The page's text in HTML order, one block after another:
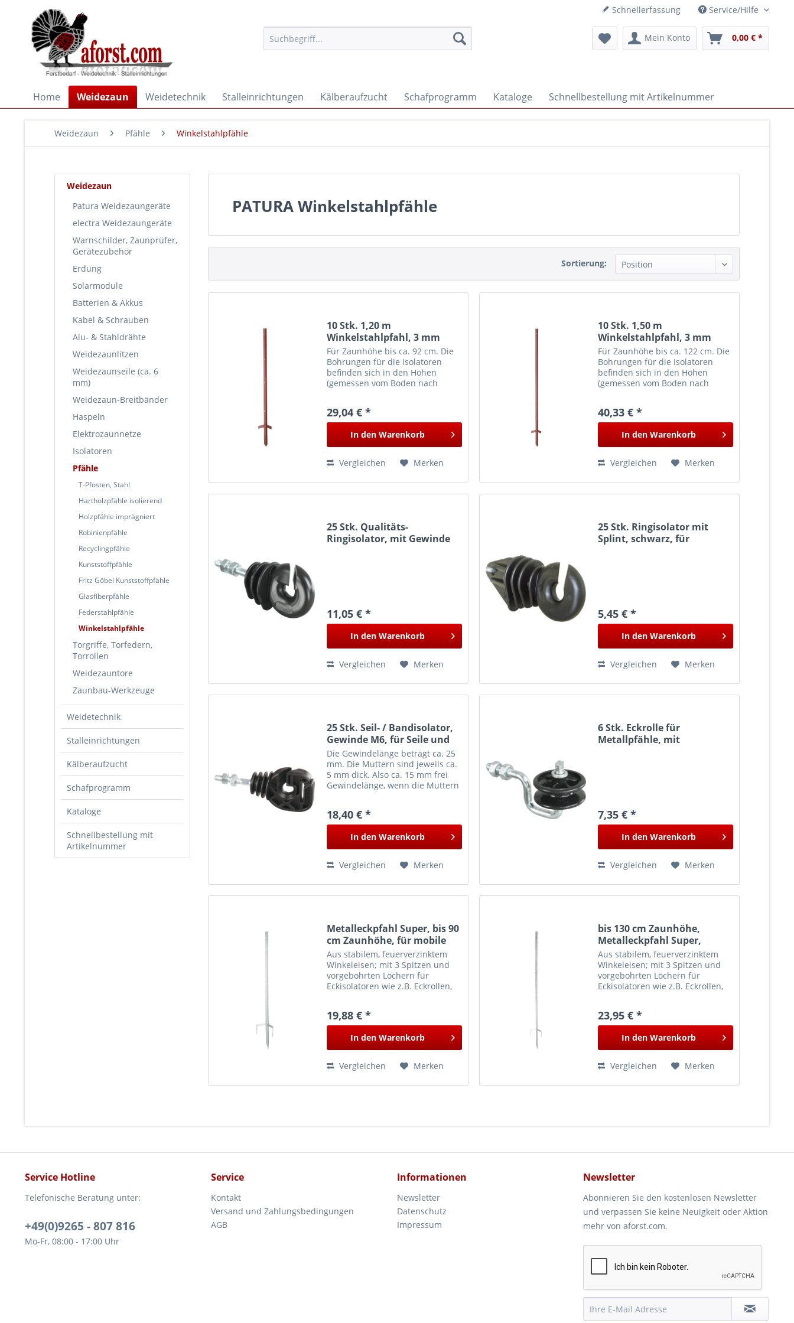
Schnellerfassung Service/Hilfe
Mein Konto 0,00 € *
Home Weidezaun Weidetechnik Stalleinrichtungen Kälberaufzucht Schafprogramm Kataloge Schnellbestellung mit Artikelnummer
Weidezaun Pfähle Winkelstahlpfähle
Weidezaun
Patura Weidezaungeräte
electra Weidezaungeräte
Warnschilder, Zaunprüfer,
Gerätezubehör
Erdung
Solarmodule
Batterien & Akkus
Kabel & Schrauben
Alu- & Stahldrähte
Weidezaunlitzen
Weidezaunseile (ca. 6
mm)
Weidezaun-Breitbänder
Haspeln
Elektrozaunnetze
Isolatoren
Pfähle
T-Pfosten, Stahl
Hartholzpfähle isolierend
Holzpfähle imprägniert
Robinienpfähle
Recyclingpfähle
Kunststoffpfähle
Fritz Göbel Kunststoffpfähle
Glasfiberpfähle
Federstahlpfähle
Winkelstahlpfähle
Torgriffe, Torfedern,
Torrollen
Weidezauntore
Zaunbau-Werkzeuge
Weidetechnik
Stalleinrichtungen
Kälberaufzucht
Schafprogramm
Kataloge
Schnellbestellung mit
Artikelnummer
PATURA Winkelstahlpfähle
Sortierung:
10 Stk. 1,20 m
Winkelstahlpfahl, 3 mm
stark, lackiert, mit Trittfuß
Für Zaunhöhe bis ca. 92 cm. Die
Bohrungen für die Isolatoren
befinden sich in den Höhen
(gemessen vom Boden nach
der Bohrungen: 6 mm Für diese
Pfähle können Sie
Ringisolatoren...
29,04 € *
In den Warenkorb
Vergleichen Merken
10 Stk. 1,50 m
Winkelstahlpfahl, 3 mm
stark, lackiert, mit Trittfuß
Für Zaunhöhe bis ca. 122 cm. Die
Bohrungen für die Isolatoren
befinden sich in den Höhen
(gemessen vom Boden nach
Bohrungen: 6 mm Das Material
des Trittfußes ist ca. 2,75 mm...
40,33 € *
In den Warenkorb
Vergleichen Merken
25 Stk. Qualitäts-
Ringisolator, mit Gewinde
11,05 € *
In den Warenkorb
Vergleichen Merken
25 Stk. Ringisolator mit
Splint, schwarz, für
5,45 € *
In den Warenkorb
Vergleichen Merken
25 Stk. Seil- / Bandisolator,
Gewinde M6, für Seile und
Breitbänder bis 20 mm
Die Gewindelänge beträgt ca. 25
mm. Die Muttern sind jeweils ca.
5 mm dick. Also ca. 15 mm frei
Gewindelänge, wenn die Muttern
18,40 € *
In den Warenkorb
Vergleichen Merken
6 Stk. Eckrolle für
Metallpfähle, mit
7,35 € *
In den Warenkorb
Vergleichen Merken
Metalleckpfahl Super, bis 90
cm Zaunhöhe, für mobile
Zäune
Aus stabilem, feuerverzinktem
Winkeleisen; mit 3 Spitzen und
vorgebohrten Löchern für
Eckisolatoren wie z.B. Eckrollen,
19,88 € *
In den Warenkorb
Vergleichen Merken
bis 130 cm Zaunhöhe,
Metalleckpfahl Super,
stabiler Eckpfahl, für mobile
Zäune
Aus stabilem, feuerverzinktem
Winkeleisen; mit 3 Spitzen und
vorgebohrten Löchern für
Eckisolatoren wie z.B. Eckrollen,
23,95 € *
In den Warenkorb
Vergleichen Merken
Service Hotline
Telefonische Beratung unter:
+49(0)9265 - 807 816
Mo-Fr, 08:00 - 17:00 Uhr
Service
Kontakt
Versand und Zahlungsbedingungen
AGB
Informationen
Newsletter
Datenschutz
Impressum
Newsletter
Abonnieren Sie den kostenlosen Newsletter
und verpassen Sie keine Neuigkeit oder Aktion
mehr von aforst.com.